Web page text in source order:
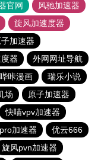
官网
风驰加速器
旋风加速度器
子加速器
器
外网网址导航
哔咔漫画
瑞乐小说
场
原子加速器
快喵vpv加速器
加速器
优云666
旋风pvn加速器